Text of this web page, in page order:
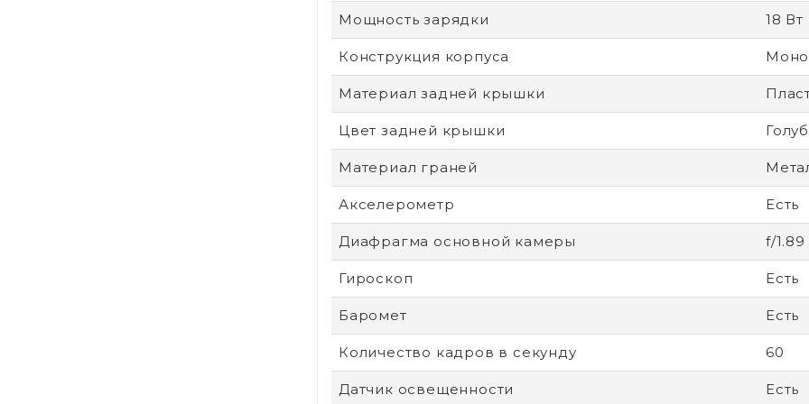
Мощность зарядки 18 Вт
Конструкция корпуса
Материал задней крышки
Цвет задней крышки
Материал граней
Акселерометр Есть
Диафрагма основной камеры f/1.89
Гироскоп Есть
Баромет Есть
Количество кадров в секунду 60
Датчик освещенности Есть